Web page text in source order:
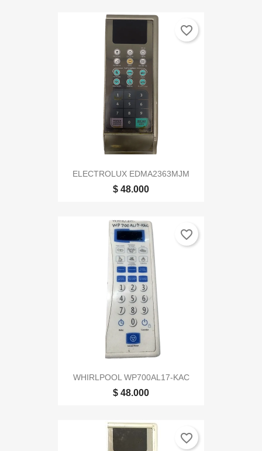
ELECTROLUX EDMA2363MJM
$ 48.000
favorite_border
WHIRLPOOL WP700AL17-KAC
$ 48.000
favorite_border
favorite_border